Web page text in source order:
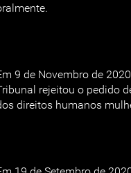
9 de Novembro de
rejeitou o pedido
direitos humanos